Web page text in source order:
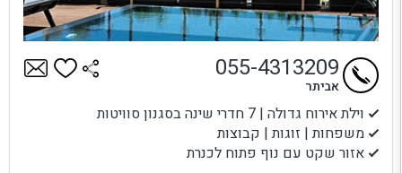
וילת אירוח גדולה | 7 חדרי שינה בסגנון סוויטות
משפחות | זוגות | קבוצות
אזור שקט עם נוף פתוח לכנרת
055-4313209
אביתר